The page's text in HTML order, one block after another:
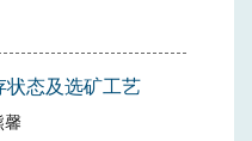
状态及选矿工艺
馨